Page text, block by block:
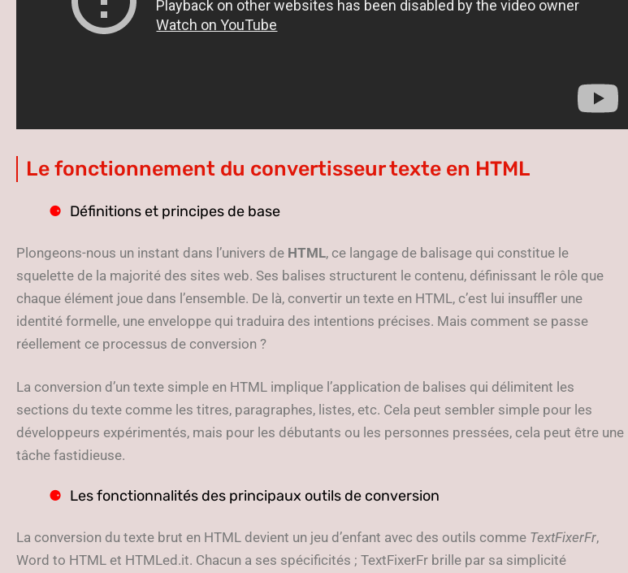
Le fonctionnement du convertisseur texte en HTML
Définitions et principes de base
Plongeons-nous un instant dans l’univers de HTML, ce langage de balisage qui constitue le
squelette de la majorité des sites web. Ses balises structurent le contenu, définissant le rôle que
chaque élément joue dans l’ensemble. De là, convertir un texte en HTML, c’est lui insuffler une
identité formelle, une enveloppe qui traduira des intentions précises. Mais comment se passe
réellement ce processus de conversion ?
La conversion d’un texte simple en HTML implique l’application de balises qui délimitent les
sections du texte comme les titres, paragraphes, listes, etc. Cela peut sembler simple pour les
développeurs expérimentés, mais pour les débutants ou les personnes pressées, cela peut être une
tâche fastidieuse.
Les fonctionnalités des principaux outils de conversion
La conversion du texte brut en HTML devient un jeu d’enfant avec des outils comme TextFixerFr,
Word to HTML et HTMLed.it. Chacun a ses spécificités ; TextFixerFr brille par sa simplicité